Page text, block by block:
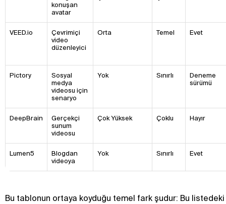
konuşan
avatar
VEED.io
Çevrimiçi
video
düzenleyici
Orta Temel Evet
Pictory
Sosyal
medya
videosu için
senaryo
Yok Sınırlı
Deneme
sürümü
DeepBrain
Gerçekçi
sunum
videosu
Çok Yüksek Çoklu Hayır
Lumen5
Blogdan
videoya
Yok Sınırlı Evet
Bu tablonun ortaya koyduğu temel fark şudur: Bu